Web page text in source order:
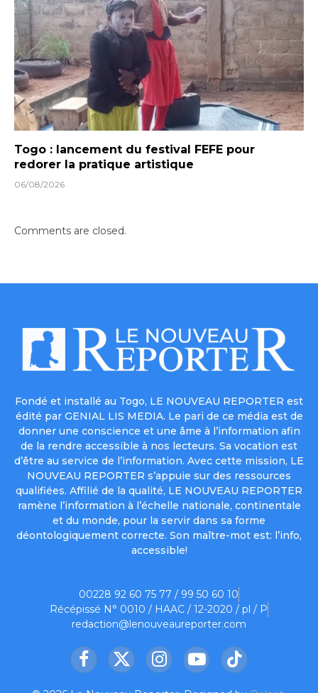
Togo : lancement du festival FEFE pour
redorer la pratique artistique
06/08/2026
Comments are closed.
Fondé et installé au Togo, LE NOUVEAU REPORTER est
édité par GENIAL LIS MEDIA. Le pari de ce média est de
donner une conscience et une âme à l’information afin
de la rendre accessible à nos lecteurs. Sa vocation est
d’être au service de l’information. Avec cette mission, LE
NOUVEAU REPORTER s’appuie sur des ressources
qualifiées. Affilié de la qualité, LE NOUVEAU REPORTER
ramène l’information à l’échelle nationale, continentale
et du monde, pour la servir dans sa forme
déontologiquement correcte. Son maître-mot est: l’info,
accessible!
00228 92 60 75 77 / 99 50 60 10
Récépissé N° 0010 / HAAC / 12-2020 / pl / P
redaction@lenouveaureporter.com
Facebook
X
InstagramYouTubeTikTok